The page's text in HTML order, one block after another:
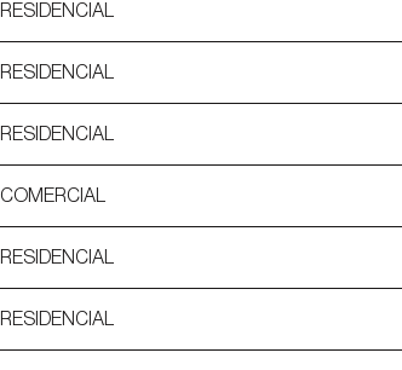
RESIDENCIAL
RESIDENCIAL
RESIDENCIAL
COMERCIAL
RESIDENCIAL
RESIDENCIAL